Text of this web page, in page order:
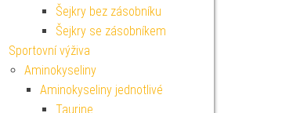
Šejkry bez zásobníku
Šejkry se zásobníkem
Sportovní výživa
Aminokyseliny
Aminokyseliny jednotlivé
Taurine